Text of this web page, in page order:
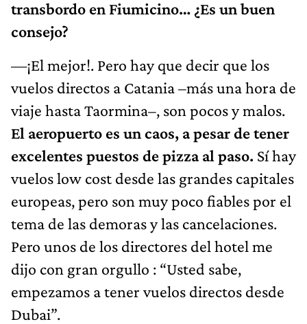
transbordo en Fiumicino… ¿Es un buen
consejo?
—¡El mejor!. Pero hay que decir que los
vuelos directos a Catania –más una hora de
viaje hasta Taormina–, son pocos y malos.
El aeropuerto es un caos, a pesar de tener
excelentes puestos de pizza al paso. Sí hay
vuelos low cost desde las grandes capitales
europeas, pero son muy poco fiables por el
tema de las demoras y las cancelaciones.
Pero unos de los directores del hotel me
dijo con gran orgullo : “Usted sabe,
empezamos a tener vuelos directos desde
Dubai”.